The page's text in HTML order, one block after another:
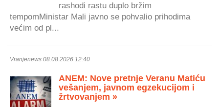
rashodi rastu duplo bržim
tempomMinistar Mali javno se pohvalio prihodima
većim od pl...
Vranjenews 08.08.2026 12:40
ANEM: Nove pretnje Veranu Matiću
vešanjem, javnom egzekucijom i
žrtvovanjem »